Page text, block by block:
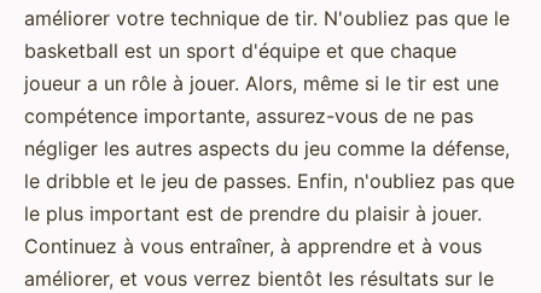
améliorer votre technique de tir. N'oubliez pas que le
basketball est un sport d'équipe et que chaque
joueur a un rôle à jouer. Alors, même si le tir est une
compétence importante, assurez-vous de ne pas
négliger les autres aspects du jeu comme la défense,
le dribble et le jeu de passes. Enfin, n'oubliez pas que
le plus important est de prendre du plaisir à jouer.
Continuez à vous entraîner, à apprendre et à vous
améliorer, et vous verrez bientôt les résultats sur le